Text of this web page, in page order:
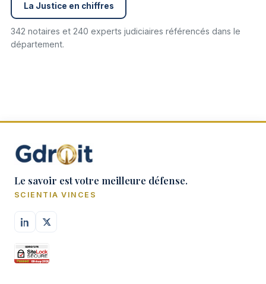
La Justice en chiffres
342 notaires et 240 experts judiciaires référencés dans le
département.
Le savoir est votre meilleure défense.
SCIENTIA VINCES